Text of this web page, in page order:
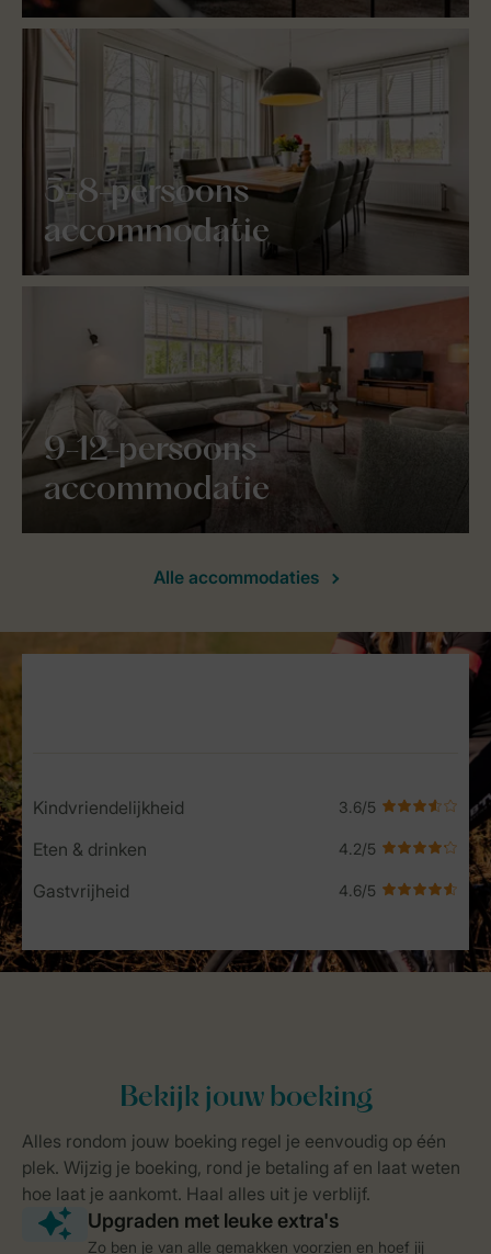
5-8-persoons
accommodatie
9-12-persoons
accommodatie
Alle accommodaties
Kindvriendelijkheid
Eten & drinken
Gastvrijheid
Zo ben je van alle gemakken voorzien en hoef jij